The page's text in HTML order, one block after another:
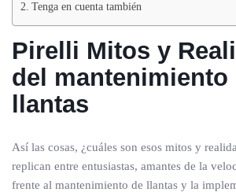
Tenga en cuenta también
Pirelli Mitos y
del mantenimiento
llantas
Así las cosas, ¿cuáles son esos mitos y
replican entre entusiastas, amantes de la
frente al mantenimiento de llantas y la